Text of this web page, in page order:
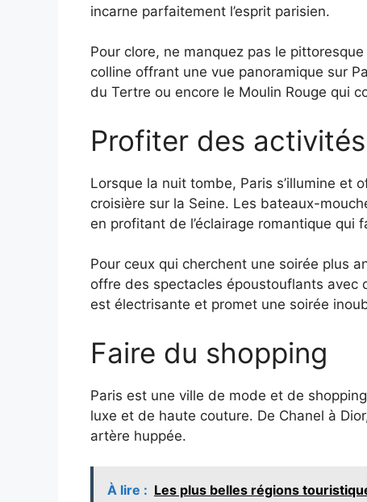
incarne parfaitement l’esprit parisien.
Pour clore, ne manquez pas le
colline offrant une vue panoramique sur
du Tertre ou encore le Moulin Rouge qui
Profiter des
Lorsque la nuit tombe, Paris s’illumine
croisière sur la Seine. Les bateaux-
en profitant de l’éclairage romantique qui
Pour ceux qui cherchent une soirée plus
offre des spectacles époustouflants avec
est électrisante et promet une soirée
Faire du shopping
Paris est une ville de mode et de
luxe et de haute couture. De Chanel à
artère huppée.
À lire : Les plus belles régions